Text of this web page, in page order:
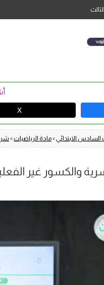
X
السادس الابتدائي »مادة الرياضيات»
والكسور غير